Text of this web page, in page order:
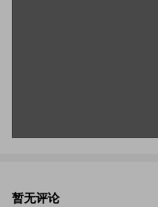
暂无评论